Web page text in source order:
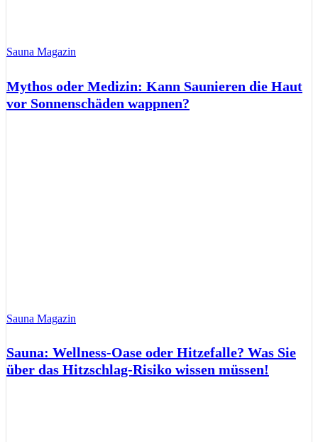
Sauna Magazin
Mythos oder Medizin: Kann Saunieren die Haut
vor Sonnenschäden wappnen?
Sauna Magazin
Sauna: Wellness-Oase oder Hitzefalle? Was Sie
über das Hitzschlag-Risiko wissen müssen!